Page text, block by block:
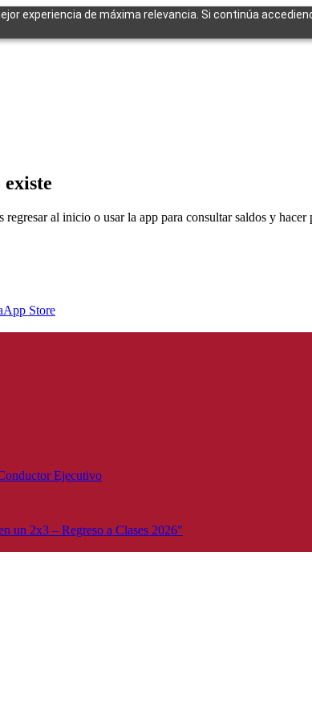
experiencia de máxima relevancia. Si continúa
al inicio o usar la app para consultar saldos y hacer
App Store
Ejecutivo
un 2x3 – Regreso a Clases 2026"